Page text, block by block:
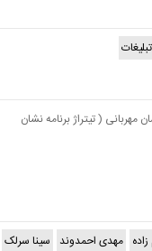
تبلیغات
( تیتراژ برنامه نشان
مهدی احمدوند سینا سرلک